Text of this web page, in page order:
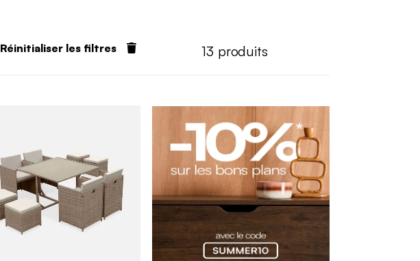
Réinitialiser les filtres 13 produits